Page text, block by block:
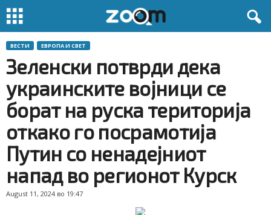
ВЕСТИ ЕВРОПА И СВЕТ
Зеленски потврди дека
украинските војници се
борат на руска територија
откако го посрамотија
Путин со ненадејниот
напад во регионот Курск
August 11, 2024 во 19:47